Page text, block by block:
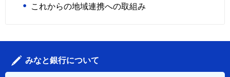
これからの地域連携への取組み
みなと銀行について